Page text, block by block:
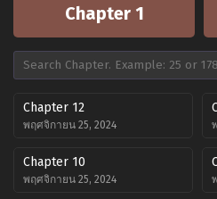
Chapter 1
Chapter 12
พฤศจิกายน 25, 2024
Chapter 10
พฤศจิกายน 25, 2024